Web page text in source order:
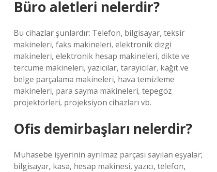
Büro aletleri nelerdir?
Bu cihazlar şunlardır: Telefon, bilgisayar, teksir
makineleri, faks makineleri, elektronik dizgi
makineleri, elektronik hesap makineleri, dikte ve
tercüme makineleri, yazıcılar, tarayıcılar, kağıt ve
belge parçalama makineleri, hava temizleme
makineleri, para sayma makineleri, tepegöz
projektörleri, projeksiyon cihazları vb.
Ofis demirbaşları nelerdir?
Muhasebe işyerinin ayrılmaz parçası sayılan eşyalar;
bilgisayar, kasa, hesap makinesi, yazıcı, telefon,